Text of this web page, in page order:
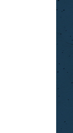
제5
문
공
다양
『
위
지